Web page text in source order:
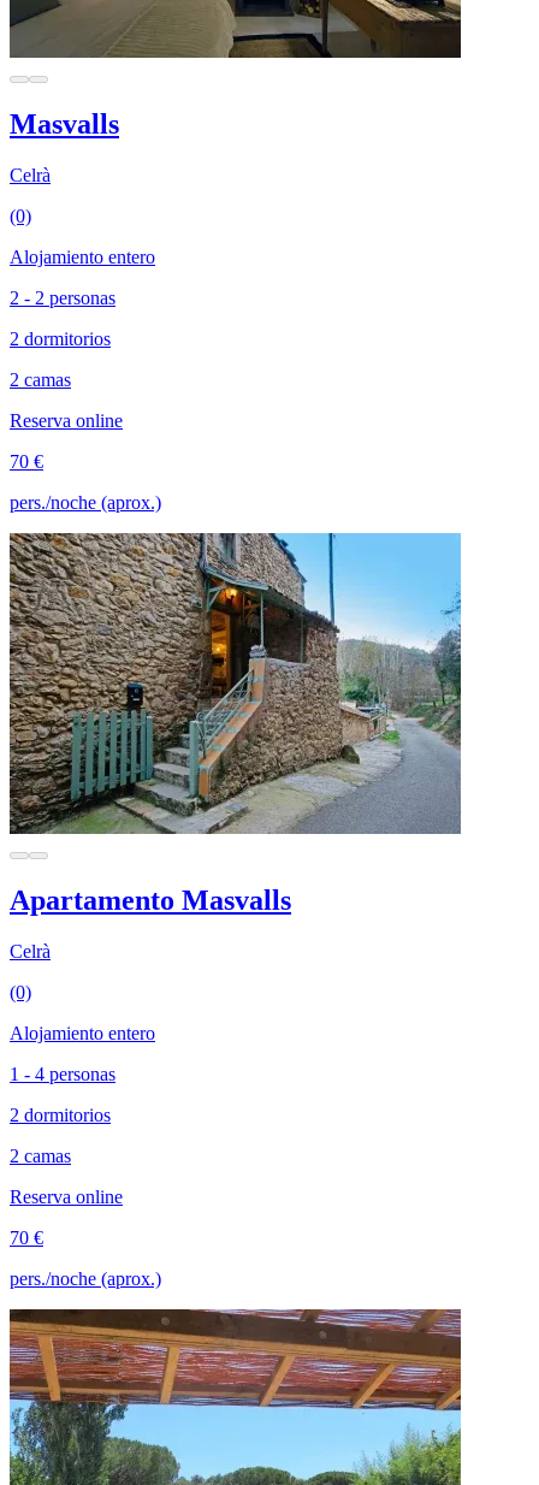
Masvalls
Celrà
(0)
Alojamiento entero
2 - 2 personas
2 dormitorios
2 camas
Reserva online
70 €
pers./noche (aprox.)
Apartamento Masvalls
Celrà
(0)
Alojamiento entero
1 - 4 personas
2 dormitorios
2 camas
Reserva online
70 €
pers./noche (aprox.)